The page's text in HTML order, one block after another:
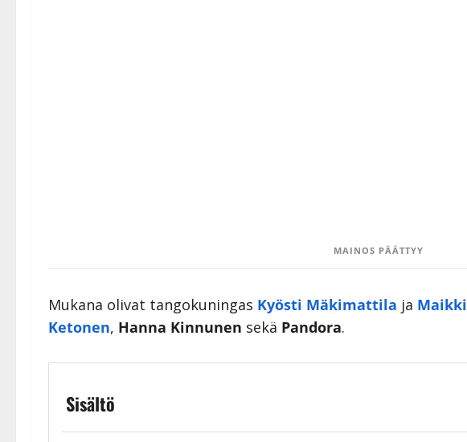
MAINOS PÄÄTTYY
Mukana olivat tangokuningas Kyösti Mäkimattila ja Maikki
Ketonen, Hanna Kinnunen sekä Pandora.
Sisältö